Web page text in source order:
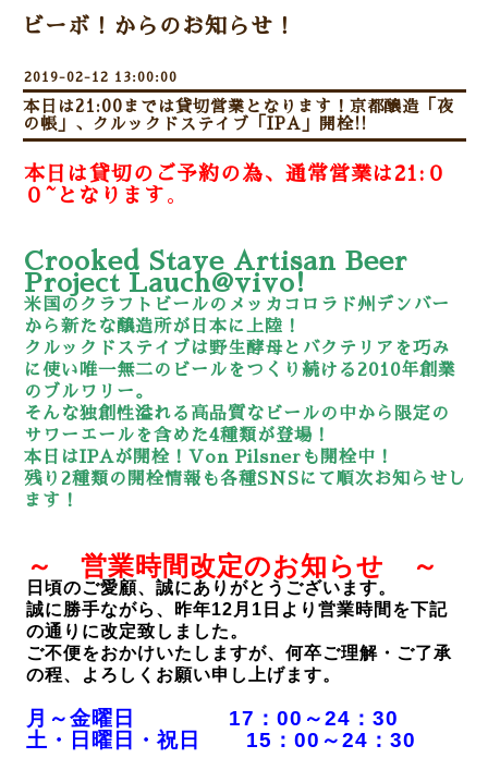
ビーボ！からのお知らせ！
2019-02-12 13:00:00
本日は21:00までは貸切営業となります！京都醸造「夜
の帳」、クルックドステイブ「IPA」開栓!!
本日は貸切のご予約の為、通常営業は21:０
０~となります 。
Crooked Stave Artisan Beer
Project Lauch@vivo!
米国のクラフトビールのメッカコロラド州デンバー
から新たな醸造所が日本に上陸！
クルックドステイブは野生酵母とバクテリアを巧み
に使い唯一無二のビールをつくり続ける2010年創業
のブルワリー。
そんな独創性溢れる高品質なビールの中から限定の
サワーエールを含めた4種類が登場！
本日はIPAが開栓！Von Pilsnerも開栓中！
残り2種類の開栓情報も各種SNSにて順次お知らせし
ます！
～ 営業時間改定のお知らせ ～
日頃のご愛顧、誠にありがとうございます。
誠に勝手ながら、昨年12月1日より営業時間を下記
の通りに改定致しました。
ご不便をおかけいたしますが、何卒ご理解・ご了承
の程、よろしくお願い申し上げます。
月～金曜日 17：00～24：30
土・日曜日・祝日 15：00～24：30